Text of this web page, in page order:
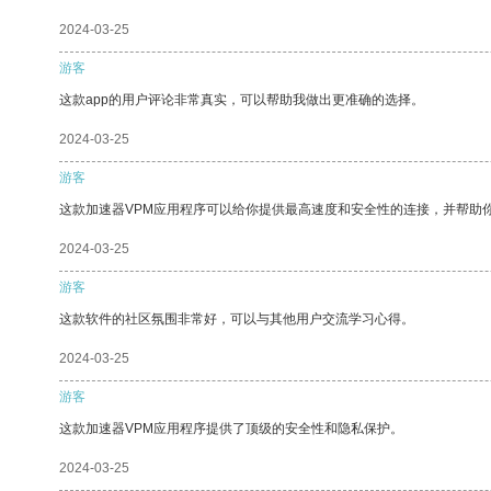
2024-03-25
游客
这款app的用户评论非常真实，可以帮助我做出更准确的选择。
2024-03-25
游客
这款加速器VPM应用程序可以给你提供最高速度和安全性的连接，并帮助
2024-03-25
游客
这款软件的社区氛围非常好，可以与其他用户交流学习心得。
2024-03-25
游客
这款加速器VPM应用程序提供了顶级的安全性和隐私保护。
2024-03-25